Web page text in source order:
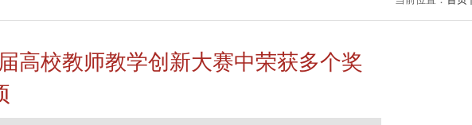
高校教师教学创新大赛中荣获多个奖